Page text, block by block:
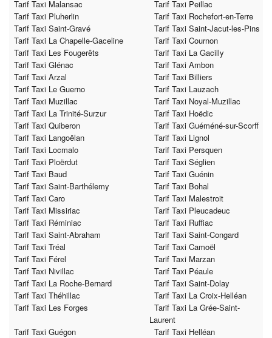
Tarif Taxi Malansac
Tarif Taxi Peillac
Tarif Taxi Pluherlin
Tarif Taxi Rochefort-en-Terre
Tarif Taxi Saint-Gravé
Tarif Taxi Saint-Jacut-les-Pins
Tarif Taxi La Chapelle-Gaceline
Tarif Taxi Cournon
Tarif Taxi Les Fougerêts
Tarif Taxi La Gacilly
Tarif Taxi Glénac
Tarif Taxi Ambon
Tarif Taxi Arzal
Tarif Taxi Billiers
Tarif Taxi Le Guerno
Tarif Taxi Lauzach
Tarif Taxi Muzillac
Tarif Taxi Noyal-Muzillac
Tarif Taxi La Trinité-Surzur
Tarif Taxi Hoëdic
Tarif Taxi Quiberon
Tarif Taxi Guéméné-sur-Scorff
Tarif Taxi Langoëlan
Tarif Taxi Lignol
Tarif Taxi Locmalo
Tarif Taxi Persquen
Tarif Taxi Ploërdut
Tarif Taxi Séglien
Tarif Taxi Baud
Tarif Taxi Guénin
Tarif Taxi Saint-Barthélemy
Tarif Taxi Bohal
Tarif Taxi Caro
Tarif Taxi Malestroit
Tarif Taxi Missiriac
Tarif Taxi Pleucadeuc
Tarif Taxi Réminiac
Tarif Taxi Ruffiac
Tarif Taxi Saint-Abraham
Tarif Taxi Saint-Congard
Tarif Taxi Tréal
Tarif Taxi Camoël
Tarif Taxi Férel
Tarif Taxi Marzan
Tarif Taxi Nivillac
Tarif Taxi Péaule
Tarif Taxi La Roche-Bernard
Tarif Taxi Saint-Dolay
Tarif Taxi Théhillac
Tarif Taxi La Croix-Helléan
Tarif Taxi Les Forges
Tarif Taxi La Grée-Saint-
Laurent
Tarif Taxi Guégon
Tarif Taxi Helléan